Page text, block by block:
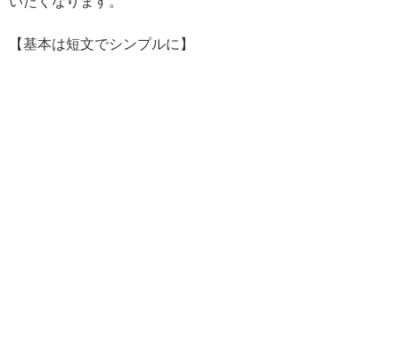
【基本は短文でシンプルに】